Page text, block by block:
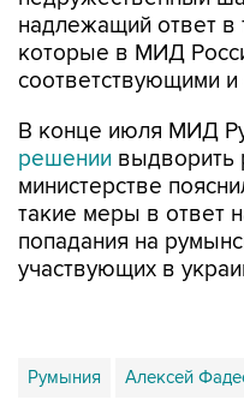
надлежащий ответ в
которые в МИД
соответствующими
В конце июля МИД
решении выдворить
министерстве
такие меры в ответ
попадания на
участвующих в
Румыния Алексей